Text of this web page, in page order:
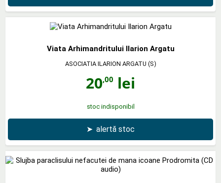
Viata Arhimandritului Ilarion Argatu
ASOCIATIA ILARION ARGATU (S)
20,00 lei
stoc indisponibil
➤ alertă stoc